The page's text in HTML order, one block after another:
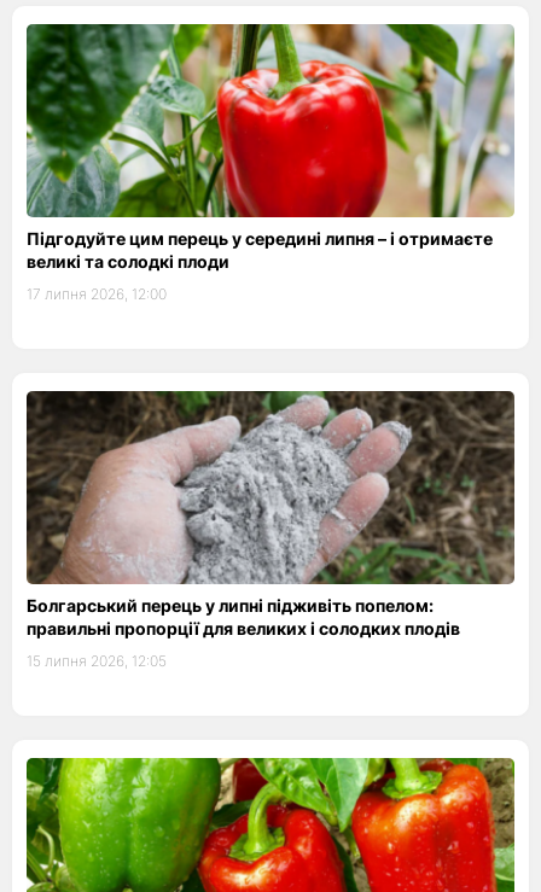
Підгодуйте цим перець у середині липня – і отримаєте
великі та солодкі плоди
17 липня 2026, 12:00
Болгарський перець у липні підживіть попелом:
правильні пропорції для великих і солодких плодів
15 липня 2026, 12:05